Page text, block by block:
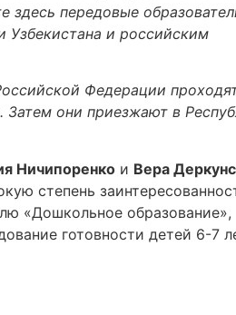
здесь передовые
Узбекистана и российским
Федерации
они приезжают в
Ничипоренко и Вера
степень
«Дошкольное образование»,
готовности детей 6-7